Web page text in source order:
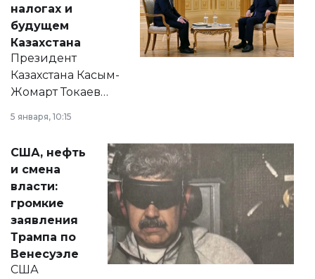
налогах и
будущем
Казахстана
Президент
Казахстана Касым-
Жомарт Токаев
сразу несколько
актуальных тем —
от слухов о
политических
реформах до
вопросов армии,
экономики и
личного здоровья.
5 января, 10:15
США, нефть
и смена
власти:
громкие
заявления
Трампа по
Венесуэле
США